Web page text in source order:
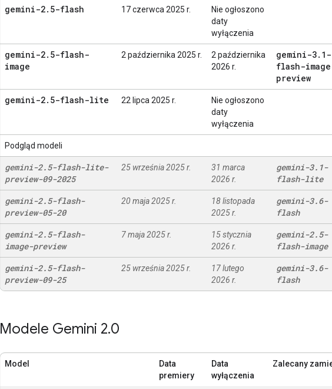
gemini-2. 5-flash 17 czerwca 2025 r.
Nie ogłoszono
daty
wyłączenia
gemini-2. 5-flash-
image
2 października 2025 r.
2 października
2026 r.
gemini-3. 1-
flash-
preview
gemini-2. 5-flash-lite 22 lipca 2025 r.
Nie ogłoszono
daty
wyłączenia
Podgląd modeli
gemini-2.5-flash-lite-
preview-09-2025
25 września 2025 r.
31 marca
2026 r.
gemini-3. 1-
flash-lite
gemini-2.5-flash-
preview-05-20
20 maja 2025 r.
18 listopada
2025 r.
gemini-3.6-
flash
gemini-2.5-flash-
image-preview
7 maja 2025 r.
15 stycznia
2026 r.
gemini-2.5-
flash-image
gemini-2.5-flash-
preview-09-25
25 września 2025 r.
17 lutego
2026 r.
gemini-3.6-
flash
Modele Gemini 2.0
Model
Data
premiery
Data
wyłączenia
Zalecany